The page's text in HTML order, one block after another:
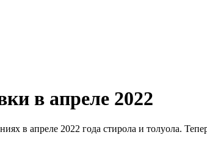
в апреле 2022
в апреле 2022 года стирола и толуола.